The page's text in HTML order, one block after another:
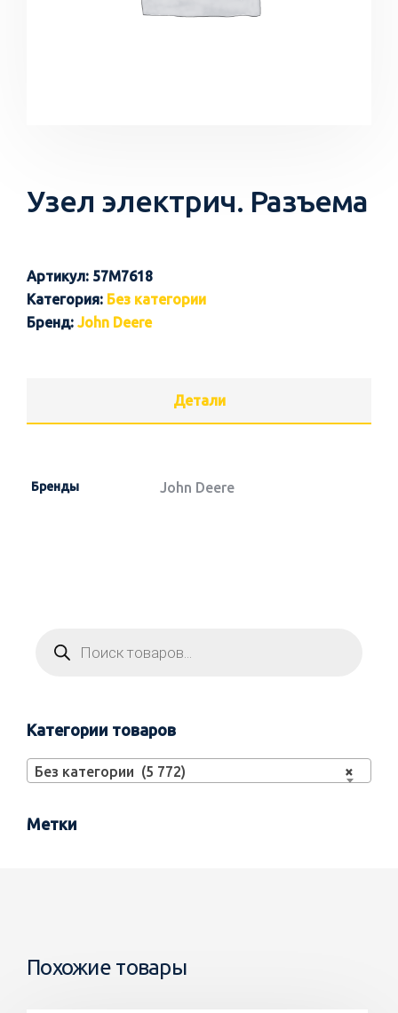
Узел электрич. Разъема
Артикул: 57M7618
Категория: Без категории
Бренд: John Deere
Детали
Бренды John Deere
Категории товаров
×
Без категории (5 772)
Метки
Похожие товары